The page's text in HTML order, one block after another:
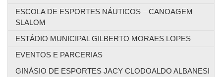
ESCOLA DE ESPORTES NÁUTICOS – CANOAGEM
SLALOM
ESTÁDIO MUNICIPAL GILBERTO MORAES LOPES
EVENTOS E PARCERIAS
GINÁSIO DE ESPORTES JACY CLODOALDO ALBANESI